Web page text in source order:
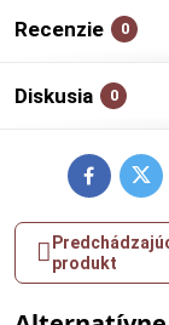
Recenzie 0
Diskusia 0
Facebook
produkt